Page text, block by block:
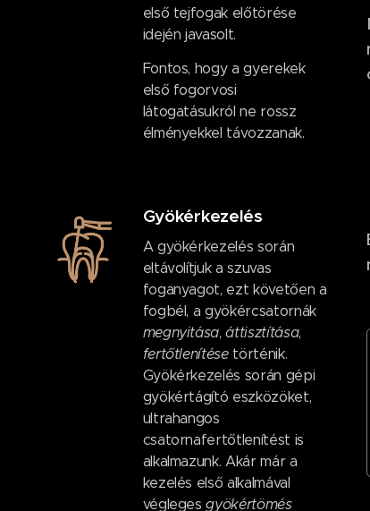
első tejfogak előtörése
idején javasolt.
Fontos, hogy a gyerekek
első fogorvosi
látogatásukról ne rossz
élményekkel távozzanak.
Gyökérkezelés
A gyökérkezelés során
eltávolítjuk a szuvas
foganyagot, ezt követően a
fogbél, a gyökércsatornák
megnyitása,áttisztítása,
fertőtlenítése történik.
Gyökérkezelés során gépi
gyökértágító eszközöket,
ultrahangos
csatornafertőtlenítést is
alkalmazunk. Akár már a
kezelés első alkalmával
véglegesgyökértömés